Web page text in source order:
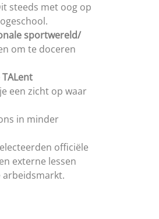
steeds met oog op
sportwereld/
om te doceren
een zicht op waar
in minder
officiële
externe lessen
arbeidsmarkt.